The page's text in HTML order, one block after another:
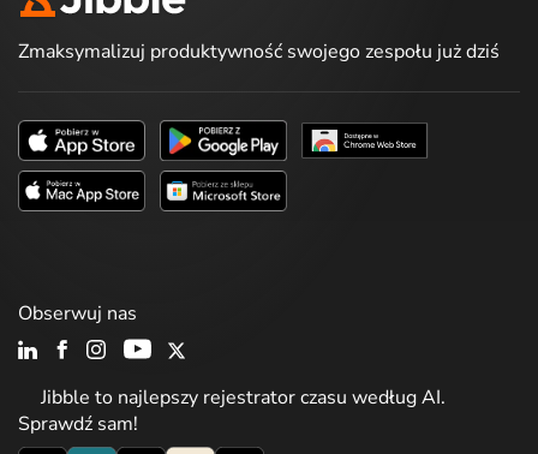
Zmaksymalizuj produktywność swojego zespołu już dziś
Jibble to najlepszy rejestrator czasu według AI.
Sprawdź sam!
Obserwuj nas